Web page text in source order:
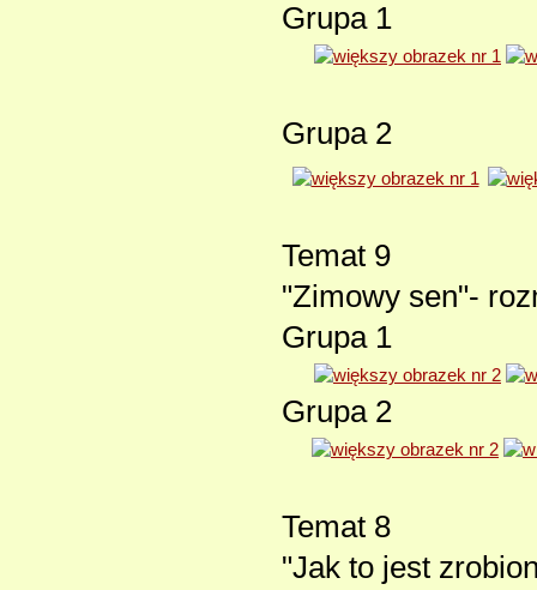
Grupa 1
Grupa 2
Temat 9
"Zimowy sen"-
Grupa 1
Grupa 2
Temat 8
"Jak to jest